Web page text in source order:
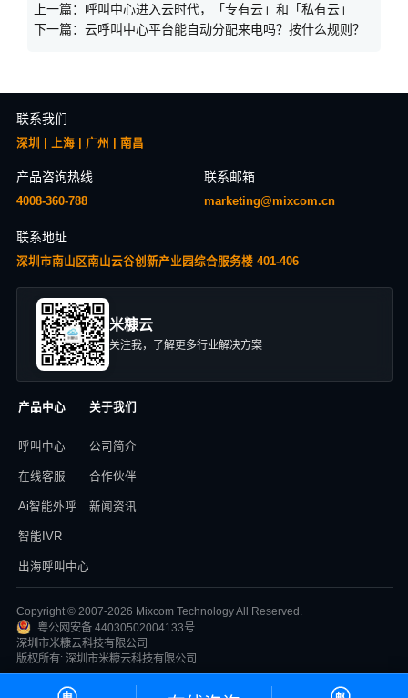
上一篇： 呼叫中心进入云时代，「专有云」和「私有云」
下一篇： 云呼叫中心平台能自动分配来电吗？按什么规则？
联系我们
深圳 | 上海 | 广州 | 南昌
产品咨询热线
4008-360-788
联系邮箱
marketing@mixcom.cn
联系地址
深圳市南山区南山云谷创新产业园综合服务楼 401-406
米糠云
关注我，了解更多行业解决方案
产品中心
呼叫中心
在线客服
Ai智能外呼
智能IVR
出海呼叫中心
关于我们
公司简介
合作伙伴
新闻资讯
Copyright © 2007-2026 Mixcom Technology All Reserved.
粤公网安备 44030502004133号
深圳市米糠云科技有限公司
版权所有: 深圳市米糠云科技有限公司